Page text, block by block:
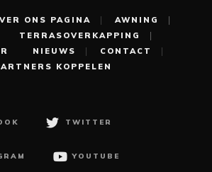
ONS PAGINA
AWNING
TERRASOVERKAPPING
NIEUWS
CONTACT
KOPPELEN
TWITTER
YOUTUBE